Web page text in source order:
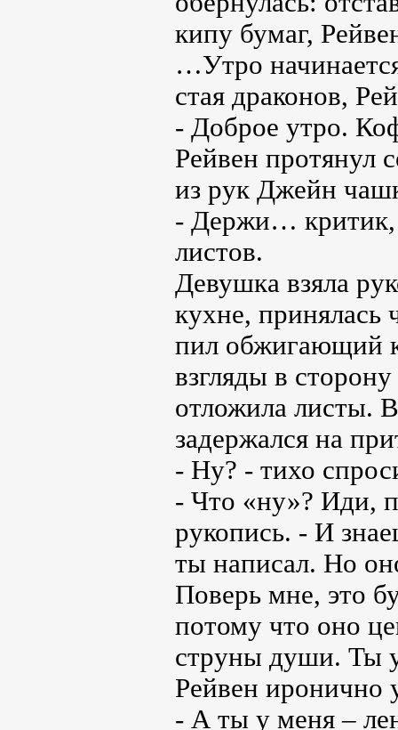
кипу бумаг,
…Утро
стая драконов,
- Доброе утро.
Рейвен протянул
из рук Джейн
- Держи… критик,
листов.
Девушка взяла
кухне, принялась
пил обжигающий
взгляды в
отложила листы.
задержался на
- Ну? - тихо
- Что «ну»? Иди,
рукопись. - И
ты написал. Но
Поверь мне, это
потому что оно
струны души. Ты
Рейвен иронично
- А ты у меня –